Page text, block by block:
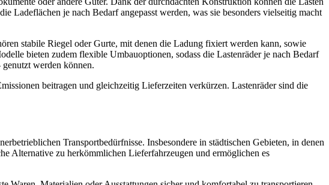
Ladeflächen je nach Bedarf angepasst werden, was sie besonders vielseitig macht
stabile Riegel oder Gurte, mit denen die Ladung fixiert werden kann, sowie
bieten zudem flexible Umbauoptionen, sodass die Lastenräder je nach Bedarf
werden können.
beitragen und gleichzeitig Lieferzeiten verkürzen. Lastenräder sind die
Transportbedürfnisse. Insbesondere in städtischen Gebieten, in denen
Alternative zu herkömmlichen Lieferfahrzeugen und ermöglichen es